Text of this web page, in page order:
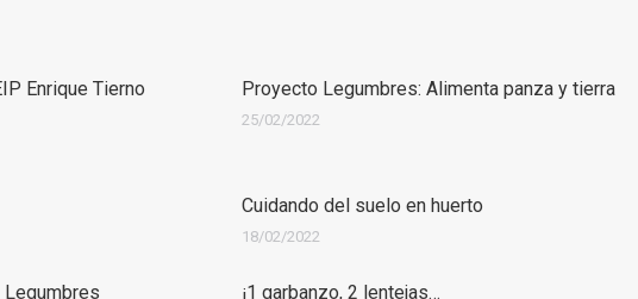
Enrique Tierno
Proyecto Legumbres: Alimenta panza y tierra
25/02/2022
Cuidando del suelo en huerto
18/02/2022
Legumbres ¡1 garbanzo, 2 lentejas…